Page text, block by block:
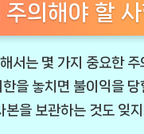
의해야 할
서는 몇 가지 중요한
을 놓치면 불이익을
을 보관하는 것도 잊